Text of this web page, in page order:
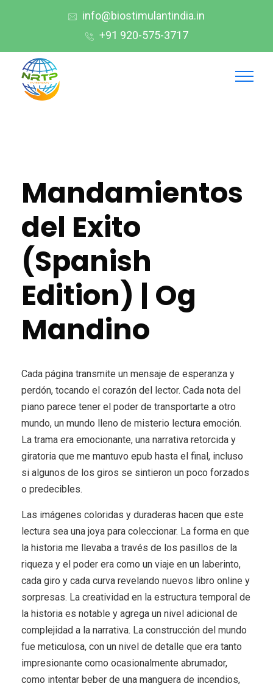
info@biostimulantindia.in
+91 920-575-3717
Mandamientos
del Exito
(Spanish
Edition) | Og
Mandino
Cada página transmite un mensaje de esperanza y
perdón, tocando el corazón del lector. Cada nota del
piano parece tener el poder de transportarte a otro
mundo, un mundo lleno de misterio lectura emoción.
La trama era emocionante, una narrativa retorcida y
giratoria que me mantuvo epub hasta el final, incluso
si algunos de los giros se sintieron un poco forzados
o predecibles.
Las imágenes coloridas y duraderas hacen que este
lectura sea una joya para coleccionar. La forma en que
la historia me llevaba a través de los pasillos de la
riqueza y el poder era como un viaje en un laberinto,
cada giro y cada curva revelando nuevos libro online​ y
sorpresas. La creatividad en la estructura temporal de
la historia es notable y agrega un nivel adicional de
complejidad a la narrativa. La construcción del mundo
fue meticulosa, con un nivel de detalle que era tanto
impresionante como ocasionalmente abrumador,
como intentar beber de una manguera de incendios,